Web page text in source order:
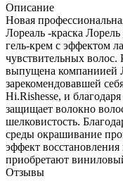
Описание
Новая
Лореаль -краска
гель-крем с эффектом
чувствительных
выпущена компаниией
зарекомендовавшей
Hi.Rishesse, и
защищает волокно
шелковистость.
среды окрашивание
эффект
приобретают
Отзывы